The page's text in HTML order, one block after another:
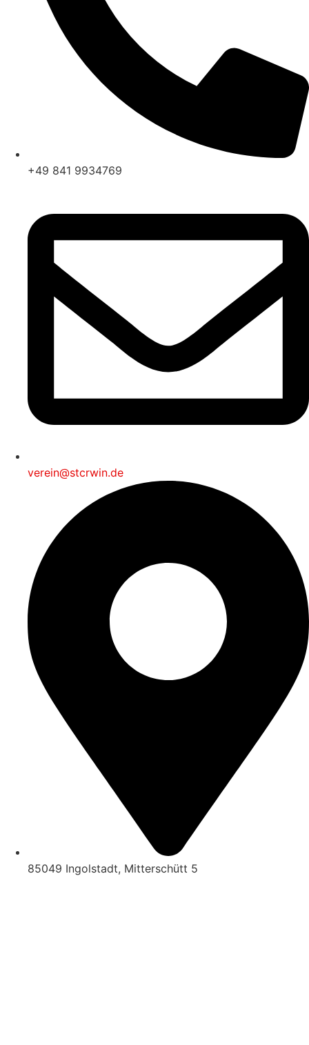
+49 841 9934769
verein@stcrwin.de
85049 Ingolstadt, Mitterschütt 5